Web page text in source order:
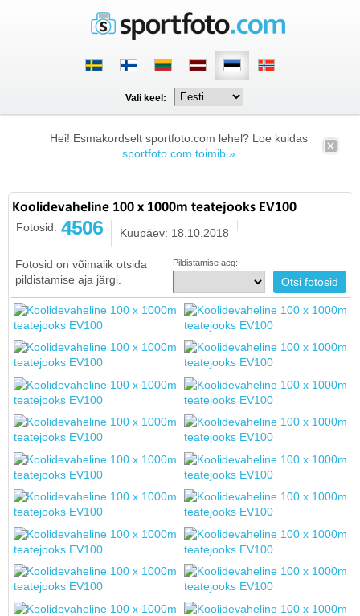
Vali keel:
Hei! Esmakordselt sportfoto.com lehel? Loe kuidas
sportfoto.com toimib »
Koolidevaheline 100 x 1000m teatejooks EV100
Fotosid: 4506 Kuupäev: 18.10.2018
Fotosid on võimalik otsida
pildistamise aja järgi.
Pildistamise aeg: